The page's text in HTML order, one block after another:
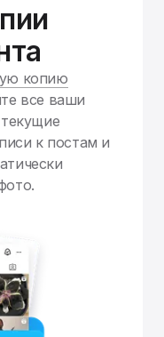
копию
все ваши
к постам и